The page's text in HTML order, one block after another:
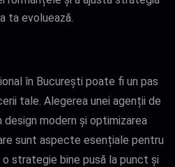
ta evoluează.
în București poate fi un pas
tale. Alegerea unei agenții de
modern și optimizarea
sunt aspecte esențiale pentru
strategie bine pusă la punct și